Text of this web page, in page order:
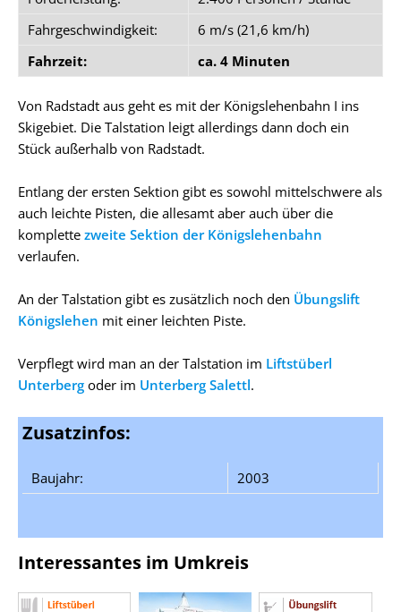
Fahrgeschwindigkeit:
6 m/s (21,6 km/h)
Fahrzeit:
ca. 4 Minuten
Von Radstadt aus geht es mit der Königslehenbahn I ins
Skigebiet. Die Talstation leigt allerdings dann doch ein
Stück außerhalb von Radstadt.
Entlang der ersten Sektion gibt es sowohl mittelschwere als
auch leichte Pisten, die allesamt aber auch über die
komplette zweite Sektion der Königslehenbahn
verlaufen.
An der Talstation gibt es zusätzlich noch den Übungslift
Königslehen mit einer leichten Piste.
Verpflegt wird man an der Talstation im Liftstüberl
Unterberg oder im Unterberg Salettl.
Zusatzinfos:
Baujahr: 2003
Interessantes im Umkreis